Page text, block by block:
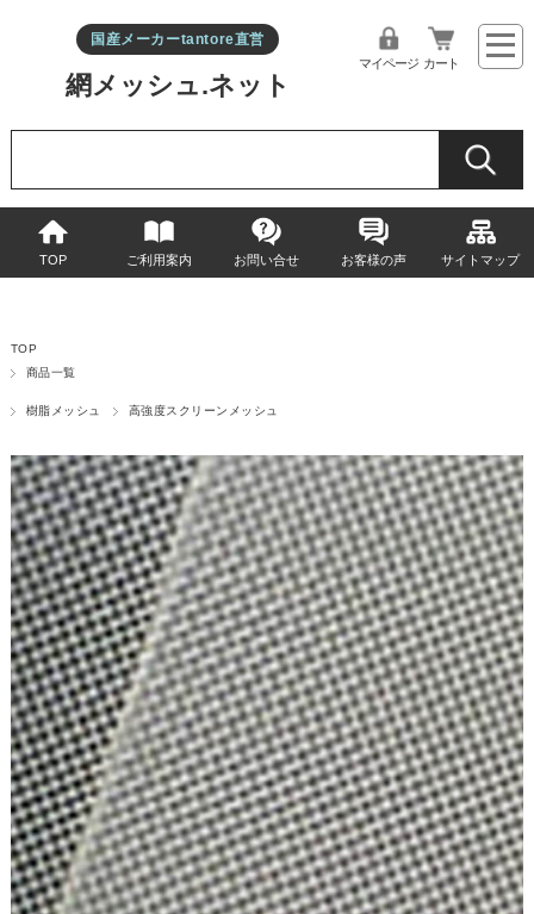
網メッシュ.ネット
国産メーカーtantore直営
マイページ カート
TOP ご利用案内 お問い合せ お客様の声 サイトマップ
TOP
商品一覧
樹脂メッシュ 高強度スクリーンメッシュ